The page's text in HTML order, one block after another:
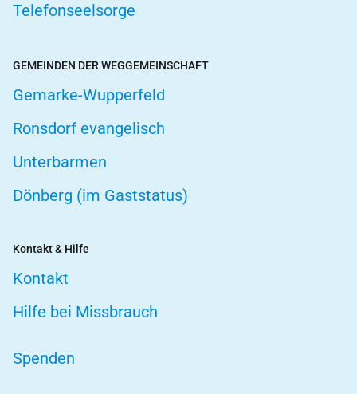
Telefonseelsorge
GEMEINDEN DER WEGGEMEINSCHAFT
Gemarke-Wupperfeld
Ronsdorf evangelisch
Unterbarmen
Dönberg (im Gaststatus)
Kontakt & Hilfe
Kontakt
Hilfe bei Missbrauch
Spenden